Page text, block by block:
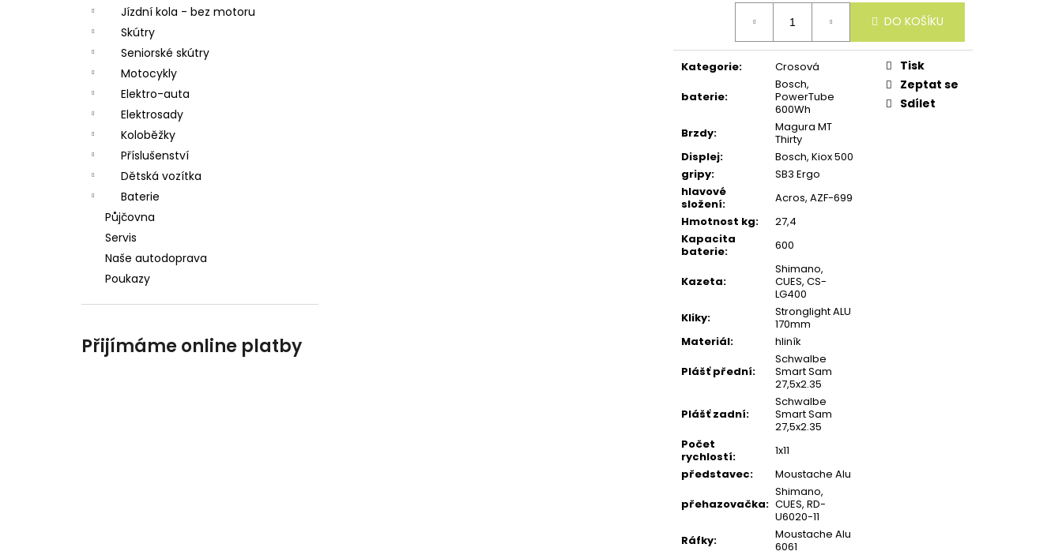
Jízdní kola - bez motoru
Skútry
Seniorské skútry
Motocykly
Elektro-auta
Elektrosady
Koloběžky
Příslušenství
Dětská vozítka
Baterie
Půjčovna
Servis
Naše autodoprava
Poukazy
Přijímáme online platby
DO KOŠÍKU
Kategorie:
Crosová
baterie:
Bosch,
PowerTube
600Wh
Brzdy:
Magura MT
Thirty
Displej:
Bosch, Kiox 500
gripy:
SB3 Ergo
hlavové
složení:
Acros, AZF-699
Hmotnost kg:
27,4
Kapacita
baterie: 600
Kazeta:
Shimano,
CUES, CS-
LG400
Kliky:
Stronglight ALU
170mm
Materiál:
hliník
Plášť přední:
Schwalbe
Smart Sam
27,5x2.35
Plášť zadní:
Schwalbe
Smart Sam
27,5x2.35
Počet
rychlostí:
1x11
představec:
Moustache Alu
přehazovačka:
Shimano,
CUES, RD-
U6020-11
Ráfky:
Moustache Alu
6061
Tisk
Zeptat se
Sdílet